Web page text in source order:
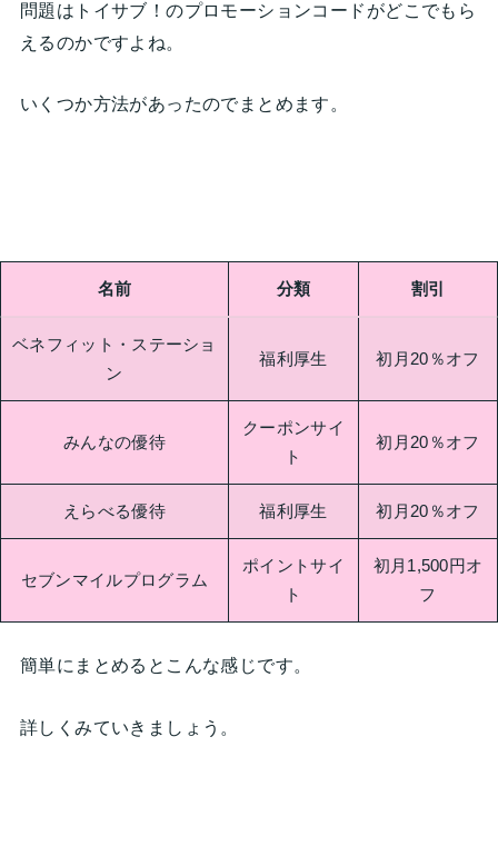
問題はトイサブ！のプロモーションコードがどこでもら
えるのかですよね。
いくつか方法があったのでまとめます。
名前 分類 割引
ベネフィット・ステーショ
ン
福利厚生 初月20％オフ
みんなの優待
クーポンサイ
ト
初月20％オフ
えらべる優待 福利厚生 初月20％オフ
セブンマイルプログラム
ポイントサイ
ト
初月1,500円オ
フ
簡単にまとめるとこんな感じです。
詳しくみていきましょう。